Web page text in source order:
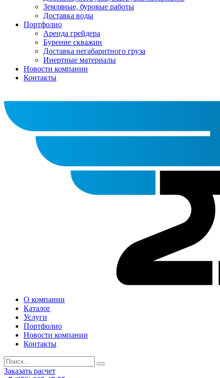
Земляные, буровые работы
Доставка воды
Портфолио
Аренда грейдера
Бурение скважин
Доставка негабаритного груза
Инертные материалы
Новости компании
Контакты
О компании
Каталог
Услуги
Портфолио
Новости компании
Контакты
Заказать расчет